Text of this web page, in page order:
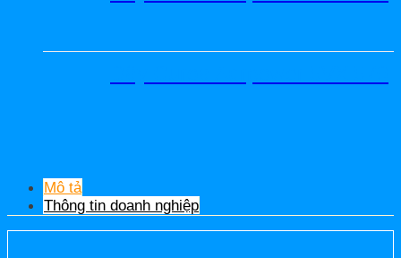
Mô tả
Thông tin doanh nghiệp